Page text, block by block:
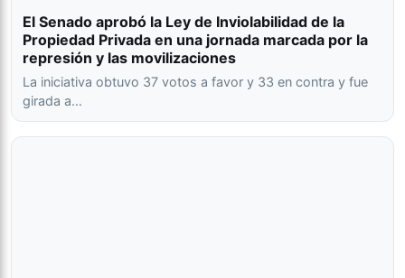
El Senado aprobó la Ley de Inviolabilidad de la
Propiedad Privada en una jornada marcada por la
represión y las movilizaciones
La iniciativa obtuvo 37 votos a favor y 33 en contra y fue
girada a…